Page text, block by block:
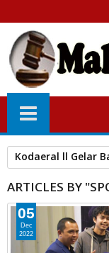
Kodaeral ll Gelar
ARTICLES BY
05
Dec
2022